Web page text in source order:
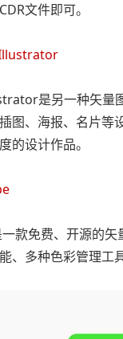
文件即可。
是另一种矢量
图、海报、名片等
的设计作品。
款免费、开源的矢
、多种色彩管理工